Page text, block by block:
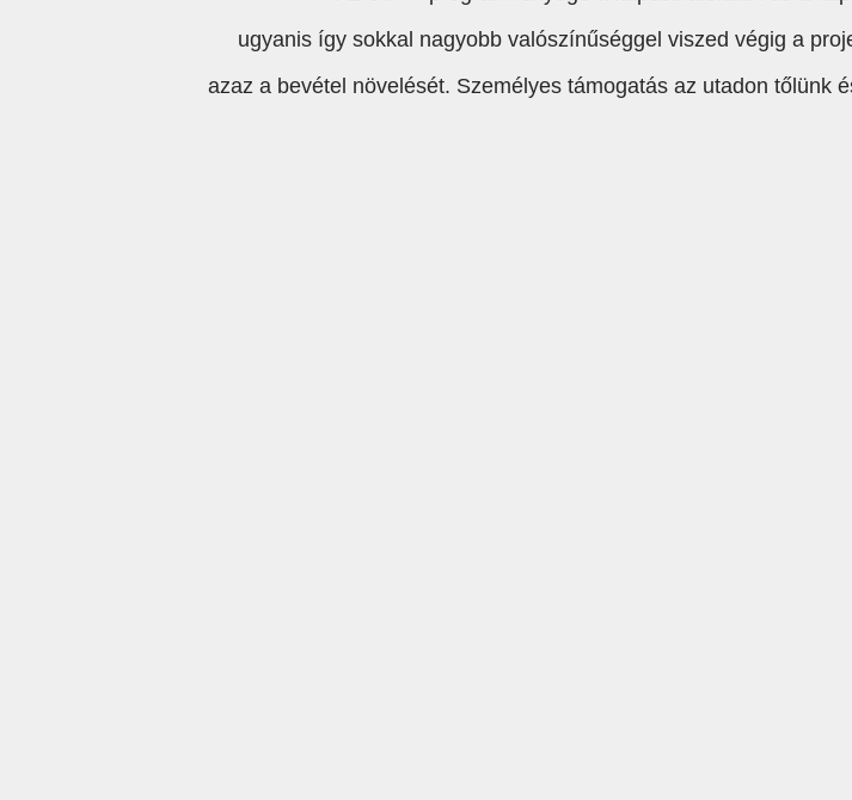
ugyanis így sokkal nagyobb valószínűséggel viszed végig a
azaz a bevétel növelését. Személyes támogatás az utadon tőlünk